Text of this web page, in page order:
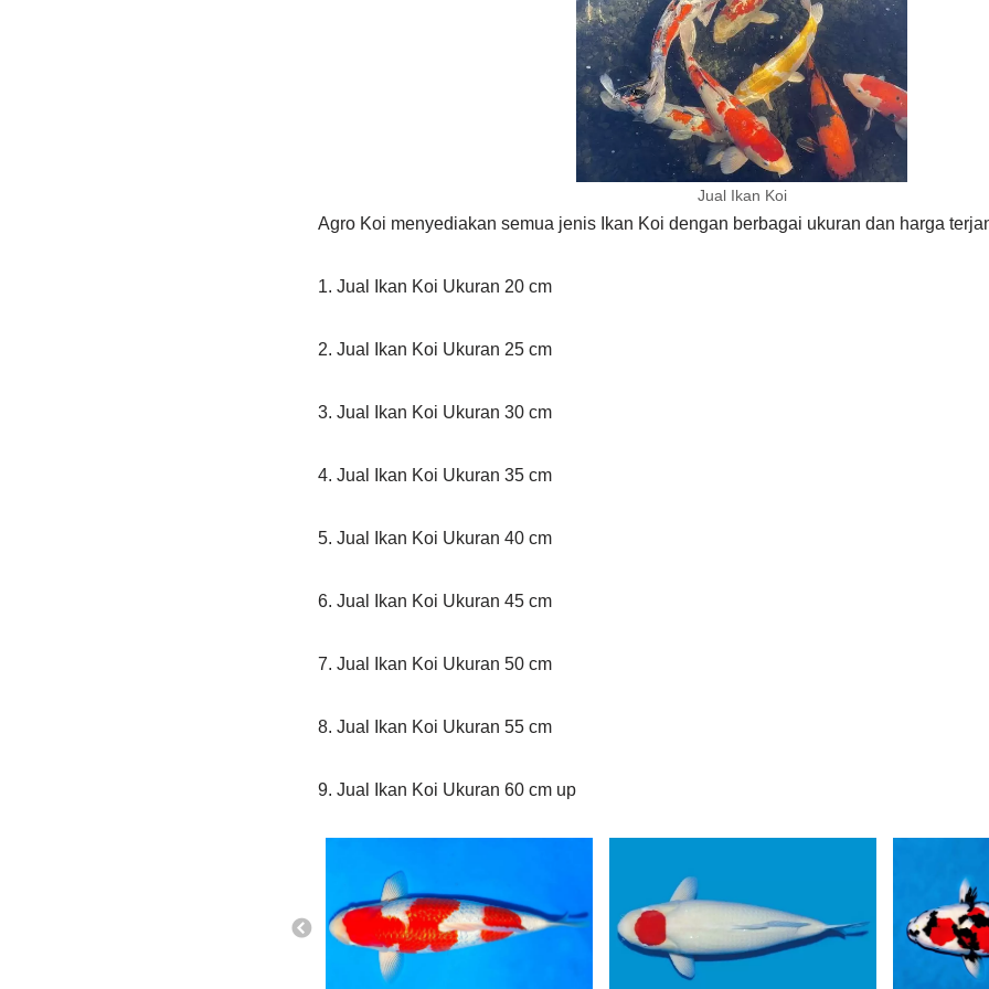
Jual Ikan Koi
Agro Koi menyediakan semua jenis Ikan Koi dengan berbagai ukuran dan harga
1. Jual Ikan Koi Ukuran 20 cm
2. Jual Ikan Koi Ukuran 25 cm
3. Jual Ikan Koi Ukuran 30 cm
4. Jual Ikan Koi Ukuran 35 cm
5. Jual Ikan Koi Ukuran 40 cm
6. Jual Ikan Koi Ukuran 45 cm
7. Jual Ikan Koi Ukuran 50 cm
8. Jual Ikan Koi Ukuran 55 cm
9. Jual Ikan Koi Ukuran 60 cm up